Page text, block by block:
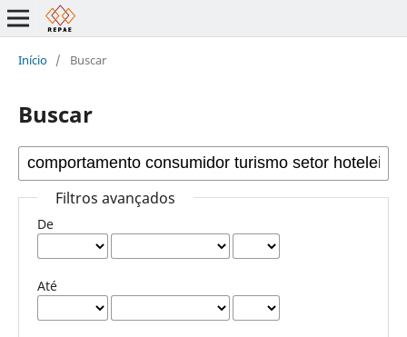
Início / Buscar
Buscar
Filtros avançados
De
Até